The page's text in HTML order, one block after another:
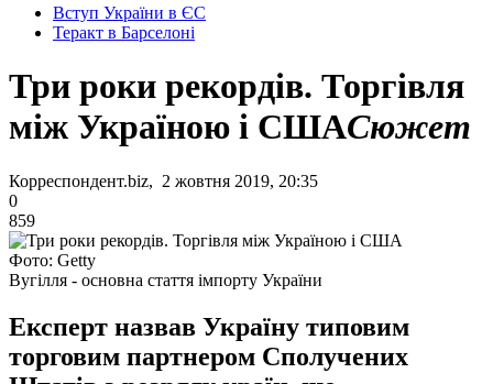
Вступ України в ЄС
Теракт в Барселоні
Три роки рекордів. Торгівля
між Україною і СШАСюжет
Корреспондент.biz, 2 жовтня 2019, 20:35
0
859
Фото: Getty
Вугілля - основна стаття імпорту України
Експерт назвав Україну типовим
торговим партнером Сполучених